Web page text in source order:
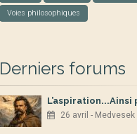
Voies philosophiques
Derniers forums
L’aspiration...Ainsi
26 avril -